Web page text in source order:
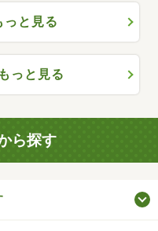
っと見る
っと見る
ら探す